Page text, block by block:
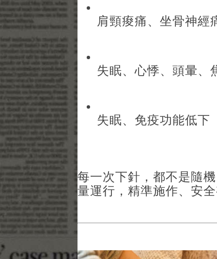
肩頸痠痛、坐骨神經
失眠、心悸、頭暈、
失眠、免疫功能低下
每一次下針，都不是隨
量運行，精準施作、安